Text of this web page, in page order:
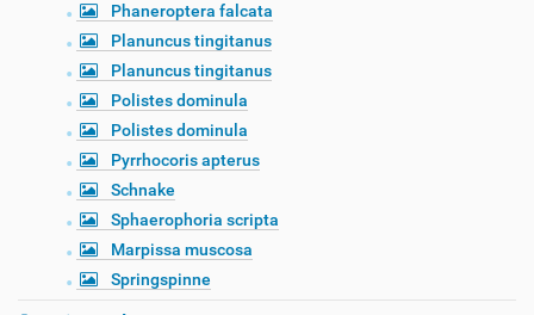
Phaneroptera falcata
Planuncus tingitanus
Planuncus tingitanus
Polistes dominula
Polistes dominula
Pyrrhocoris apterus
Schnake
Sphaerophoria scripta
Marpissa muscosa
Springspinne